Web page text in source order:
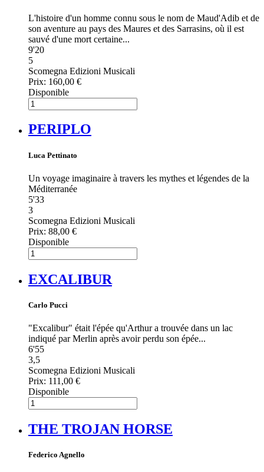
L'histoire d'un homme connu sous le nom de Maud'Adib et de
son aventure au pays des Maures et des Sarrasins, où il est
sauvé d'une mort certaine...
9'20
5
Scomegna Edizioni Musicali
Prix: 160,00 €
Disponible
PERIPLO
Luca Pettinato
Un voyage imaginaire à travers les mythes et légendes de la
Méditerranée
5'33
3
Scomegna Edizioni Musicali
Prix: 88,00 €
Disponible
EXCALIBUR
Carlo Pucci
"Excalibur" était l'épée qu'Arthur a trouvée dans un lac
indiqué par Merlin après avoir perdu son épée...
6'55
3,5
Scomegna Edizioni Musicali
Prix: 111,00 €
Disponible
THE TROJAN HORSE
Federico Agnello